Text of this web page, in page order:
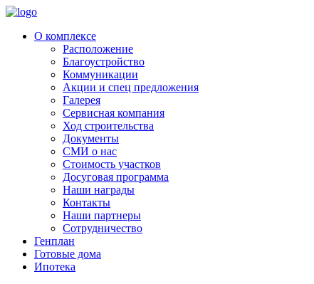
О комплексе
Расположение
Благоустройство
Коммуникации
Акции и спец предложения
Галерея
Сервисная компания
Ход строительства
Документы
СМИ о нас
Стоимость участков
Досуговая программа
Наши награды
Контакты
Наши партнеры
Сотрудничество
Генплан
Готовые дома
Ипотека